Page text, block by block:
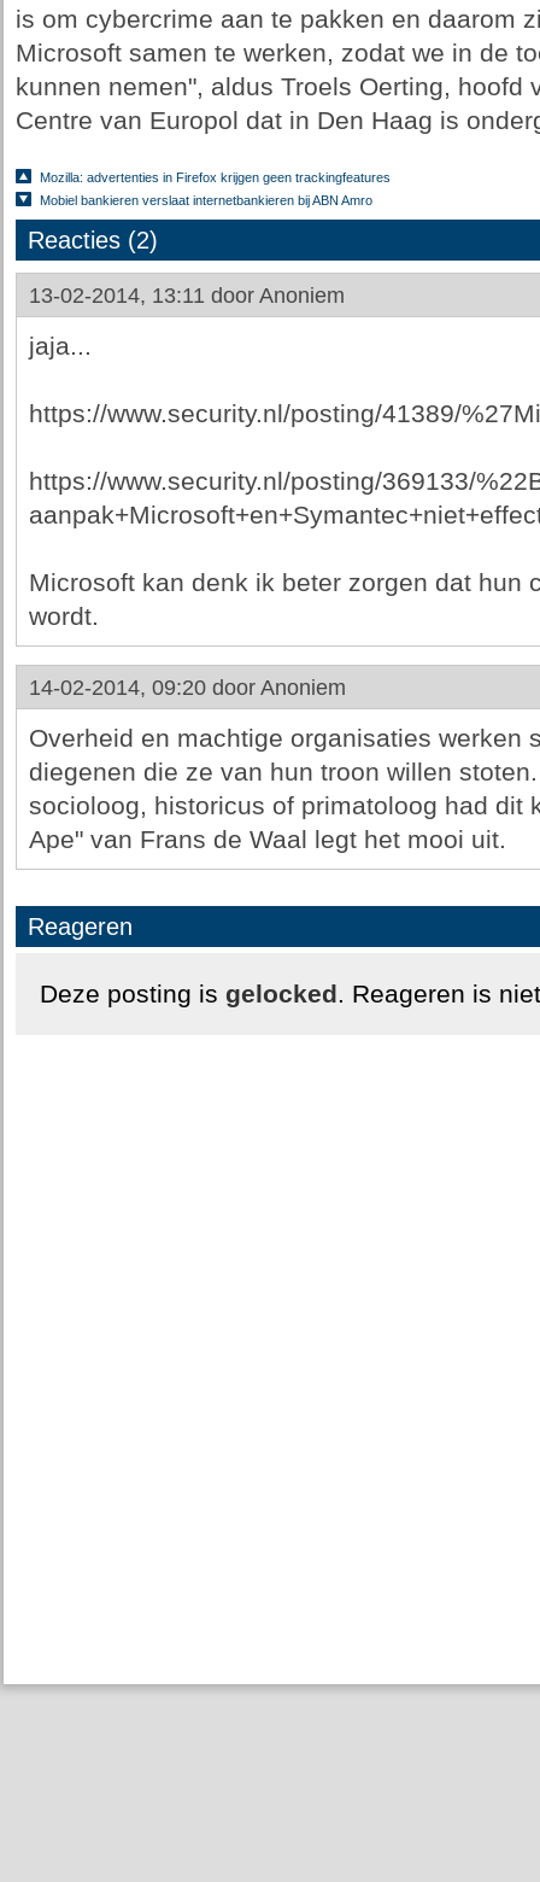
is om cybercrime aan te pakken en daarom
Microsoft samen te werken, zodat we in de
kunnen nemen", aldus Troels Oerting, hoofd
Centre van Europol dat in Den Haag is
Mozilla: advertenties in Firefox krijgen geen trackingfeatures
Mobiel bankieren verslaat internetbankieren bij ABN Amro
Reacties (2)
13-02-2014, 13:11 door Anoniem
jaja...
https://www.security.nl/posting/41389/
https://www.security.nl/posting/369133/
Microsoft kan denk ik beter zorgen dat hun
wordt.
14-02-2014, 09:20 door Anoniem
Overheid en machtige organisaties werken
diegenen die ze van hun troon willen
socioloog, historicus of primatoloog had dit
Ape" van Frans de Waal legt het mooi uit.
Reageren
Deze posting is gelocked. Reageren is